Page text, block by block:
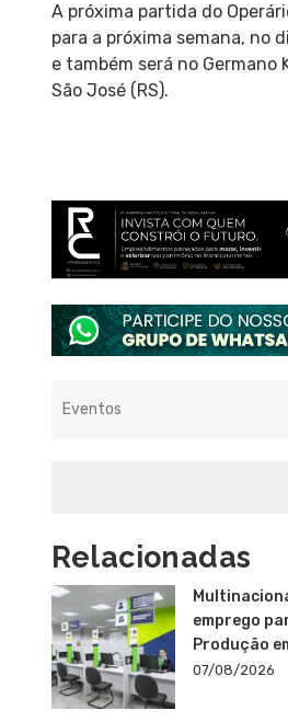
A próxima partida do
para a próxima semana, no
e também será no Germano
São José (RS).
Relacionadas
emprego
Produção
07/08/2026